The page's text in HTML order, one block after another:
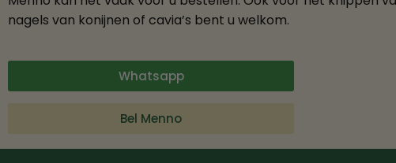
nagels van konijnen of cavia’s bent u welkom.
Whatsapp
Bel Menno